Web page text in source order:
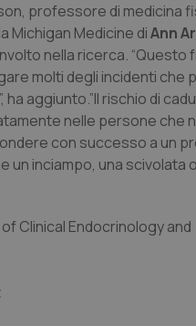
& Nutrizione
pelle
Cardiologia
Chirurgia
Pediatria
urogenitali
professore di medicina
Michigan Medicine diAnn
nella ricerca. “Questo
molti degli incidenti che
aggiunto.”Il rischio di
nelle persone che
con successo a un
un inciampo, una scivolata
Clinical Endocrinology and